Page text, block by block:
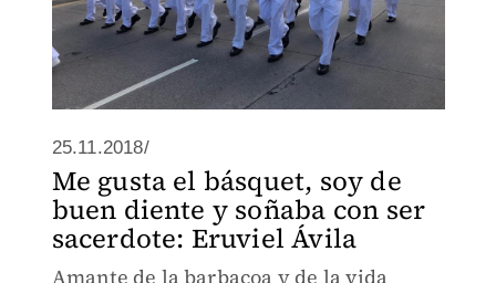
25.11.2018/
Me gusta el básquet, soy de
buen diente y soñaba con ser
sacerdote: Eruviel Ávila
Amante de la barbacoa y de la vida